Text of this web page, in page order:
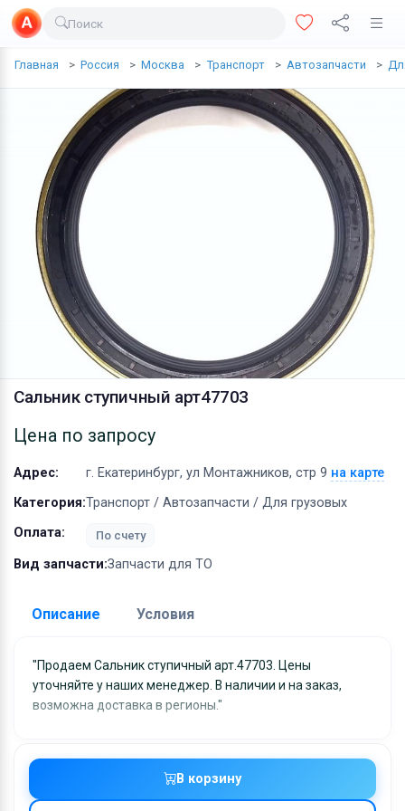
Поиск
Главная Россия Москва Транспорт Автозапчасти
Сальник ступичный арт47703
В корзину
Цена по запросу
Адрес: г. Екатеринбург, ул Монтажников, стр 9 на карте
Категория:Транспорт / Автозапчасти / Для грузовых
Оплата:
По счету
Вид запчасти:Запчасти для ТО
Описание Условия
"Продаем Сальник ступичный арт.47703. Цены
уточняйте у наших менеджер. В наличии и на заказ,
возможна доставка в регионы."
Доставка:
Адрес самовывоза:г. Екатеринбург, ул
Монтажников, стр 9
Отправка товара осуществляется в течение 2-х
после получения оплаты и отправляются через UPS
Доставка еды
Транспорт
Недвижимость
Услуги
Личные вещи
Одежда и обувь
Электроника
Все для дома
Хобби и отдых
Животные
Оборудование
Материалы